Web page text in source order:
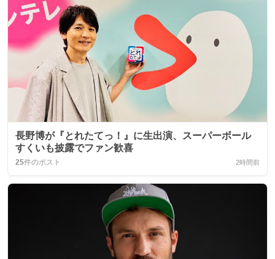
長野博が『とれたてっ！』に生出演、スーパーボール
すくいも披露でファン歓喜
25件のポスト 2時間前